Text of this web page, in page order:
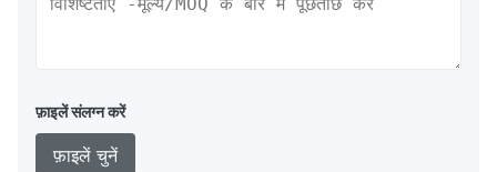
फ़ाइलें संलग्न करें
फ़ाइलें चुनें